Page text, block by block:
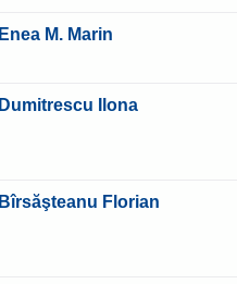
Enea M. Marin
Dumitrescu Ilona
Bîrsăşteanu Florian